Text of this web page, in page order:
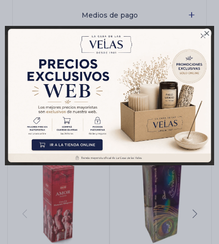

Medios de pago
Características
Productos que te pueden interesar